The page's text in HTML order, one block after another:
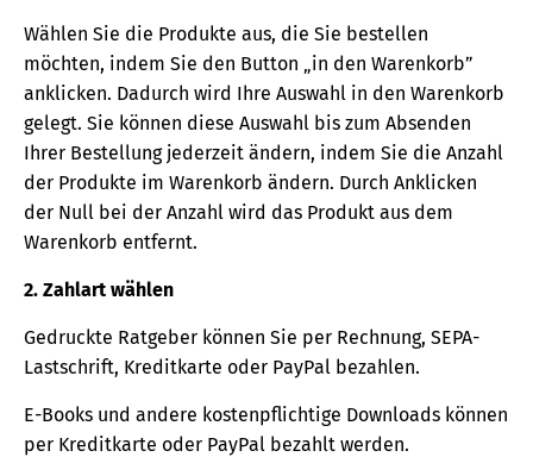
Wählen Sie die Produkte aus, die Sie bestellen
möchten, indem Sie den Button „in den Warenkorb”
anklicken. Dadurch wird Ihre Auswahl in den Warenkorb
gelegt. Sie können diese Auswahl bis zum Absenden
Ihrer Bestellung jederzeit ändern, indem Sie die Anzahl
der Produkte im Warenkorb ändern. Durch Anklicken
der Null bei der Anzahl wird das Produkt aus dem
Warenkorb entfernt.
2. Zahlart wählen
Gedruckte Ratgeber können Sie per Rechnung, SEPA-
Lastschrift, Kreditkarte oder PayPal bezahlen.
E-Books und andere kostenpflichtige Downloads können
per Kreditkarte oder PayPal bezahlt werden.